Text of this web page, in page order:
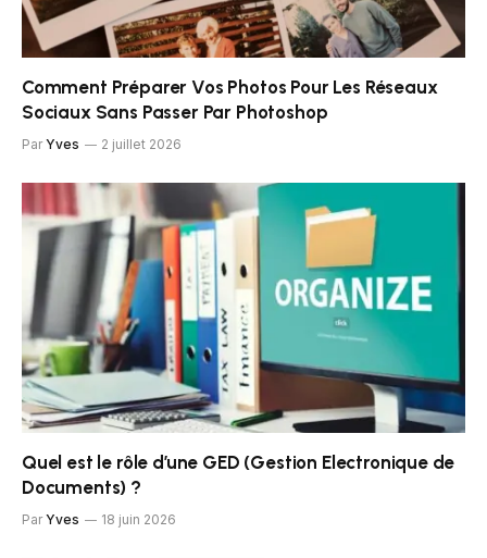
Comment Préparer Vos Photos Pour Les Réseaux
Sociaux Sans Passer Par Photoshop
Par Yves 2 juillet 2026
Quel est le rôle d’une GED (Gestion Electronique de
Documents) ?
Par Yves 18 juin 2026